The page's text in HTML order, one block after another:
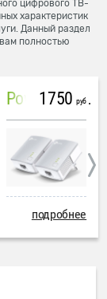
цифрового ТВ-
характеристик
Данный раздел
полностью
PowerLine TP-Link AV600
1750 руб
подробнее